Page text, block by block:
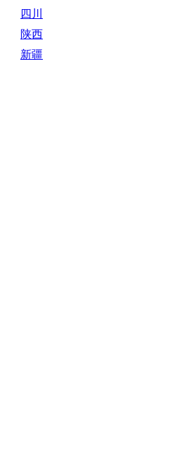
四川
陕西
新疆